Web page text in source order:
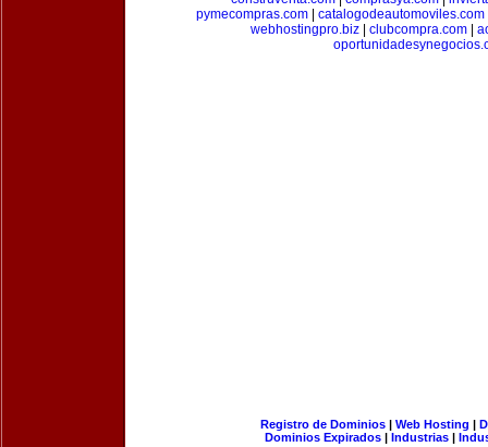
pymecompras.com| catalogodeautomoviles.com
webhostingpro.biz| clubcompra.com|
Registro de Dominios| Web Hosting |
Dominios Expirados | Industrias |